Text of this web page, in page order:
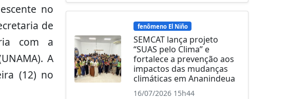
no
de
com a
A
(12) no
fenômeno El Niño
SEMCAT lança projeto
“SUAS pelo Clima” e
fortalece a prevenção aos
impactos das mudanças
climáticas em Ananindeua
16/07/2026 15h44